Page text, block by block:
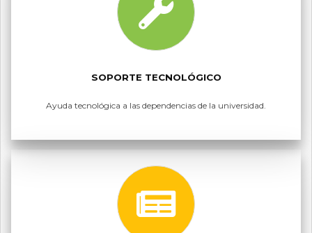
SOPORTE TECNOLÓGICO
Ayuda tecnológica a las dependencias de la universidad.